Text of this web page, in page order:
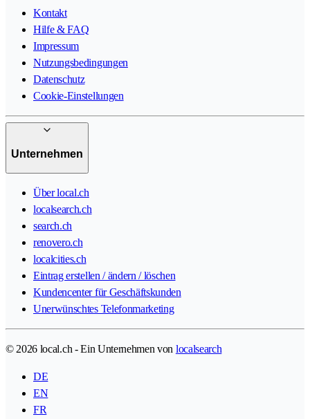
Kontakt
Hilfe & FAQ
Impressum
Nutzungsbedingungen
Datenschutz
Cookie-Einstellungen
Unternehmen
Über local.ch
localsearch.ch
search.ch
renovero.ch
localcities.ch
Eintrag erstellen / ändern / löschen
Kundencenter für Geschäftskunden
Unerwünschtes Telefonmarketing
© 2026 local.ch - Ein Unternehmen von localsearch
DE
EN
FR